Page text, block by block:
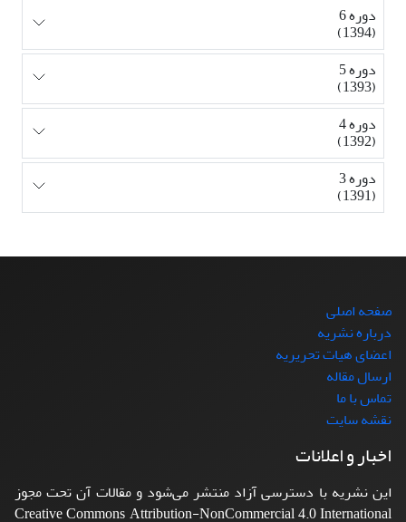
دوره 6
(1394)
دوره 5
(1393)
دوره 4
(1392)
دوره 3
(1391)
صفحه اصلی
درباره نشریه
اعضای هیات تحریریه
ارسال مقاله
تماس با ما
نقشه سایت
اخبار و اعلانات
این نشریه با دسترسی آزاد منتشر می‌شود و مقالات آن تحت مجوز
Creative Commons Attribution-NonCommercial 4.0 International